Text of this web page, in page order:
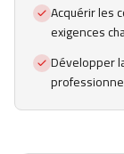
Acquérir les
exigences
Développer